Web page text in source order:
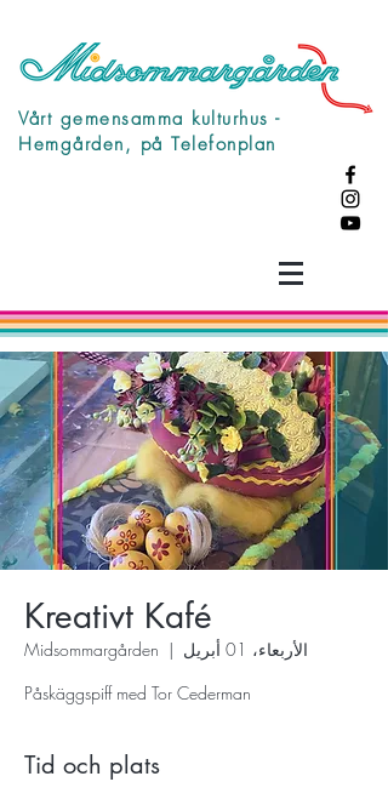
Vårt gemensamma kulturhus -
Hemgården, på Telefonplan
Kreativt Kafé
الأربعاء، 01 أبريل
  |
Midsommargården
Påskäggspiff med Tor Cederman
Tid och plats